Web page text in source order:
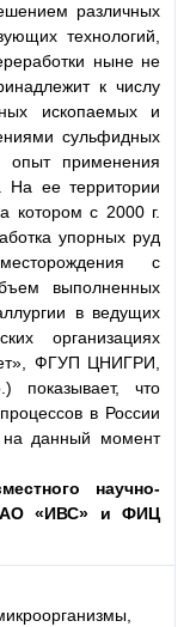
различных
технологий,
ныне не
к числу
ископаемых и
сульфидных
опыт применения
На ее территории
котором с 2000 г.
упорных руд
с
выполненных
в ведущих
организациях
ФГУП ЦНИГРИ,
что
в России
на данный момент
научно-
«ИВС» и ФИЦ